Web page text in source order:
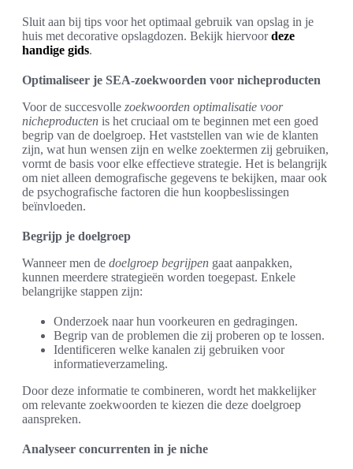
Sluit aan bij tips voor het optimaal gebruik van opslag in je
huis met decorative opslagdozen. Bekijk hiervoordeze
handige gids.
Optimaliseer je SEA-zoekwoorden voor nicheproducten
Voor de succesvolle zoekwoorden optimalisatie voor
nicheproducten is het cruciaal om te beginnen met een goed
begrip van de doelgroep. Het vaststellen van wie de klanten
zijn, wat hun wensen zijn en welke zoektermen zij gebruiken,
vormt de basis voor elke effectieve strategie. Het is belangrijk
om niet alleen demografische gegevens te bekijken, maar ook
de psychografische factoren die hun koopbeslissingen
beïnvloeden.
Begrijp je doelgroep
Wanneer men de doelgroep begrijpen gaat aanpakken,
kunnen meerdere strategieën worden toegepast. Enkele
belangrijke stappen zijn:
Onderzoek naar hun voorkeuren en gedragingen.
Begrip van de problemen die zij proberen op te lossen.
Identificeren welke kanalen zij gebruiken voor
informatieverzameling.
Door deze informatie te combineren, wordt het makkelijker
om relevante zoekwoorden te kiezen die deze doelgroep
aanspreken.
Analyseer concurrenten in je niche